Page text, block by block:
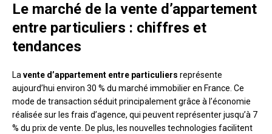
Le marché de la vente d’appartement
entre particuliers : chiffres et
tendances
La vente d’appartement entre particuliers représente
aujourd’hui environ 30 % du marché immobilier en France. Ce
mode de transaction séduit principalement grâce à l’économie
réalisée sur les frais d’agence, qui peuvent représenter jusqu’à 7
% du prix de vente. De plus, les nouvelles technologies facilitent